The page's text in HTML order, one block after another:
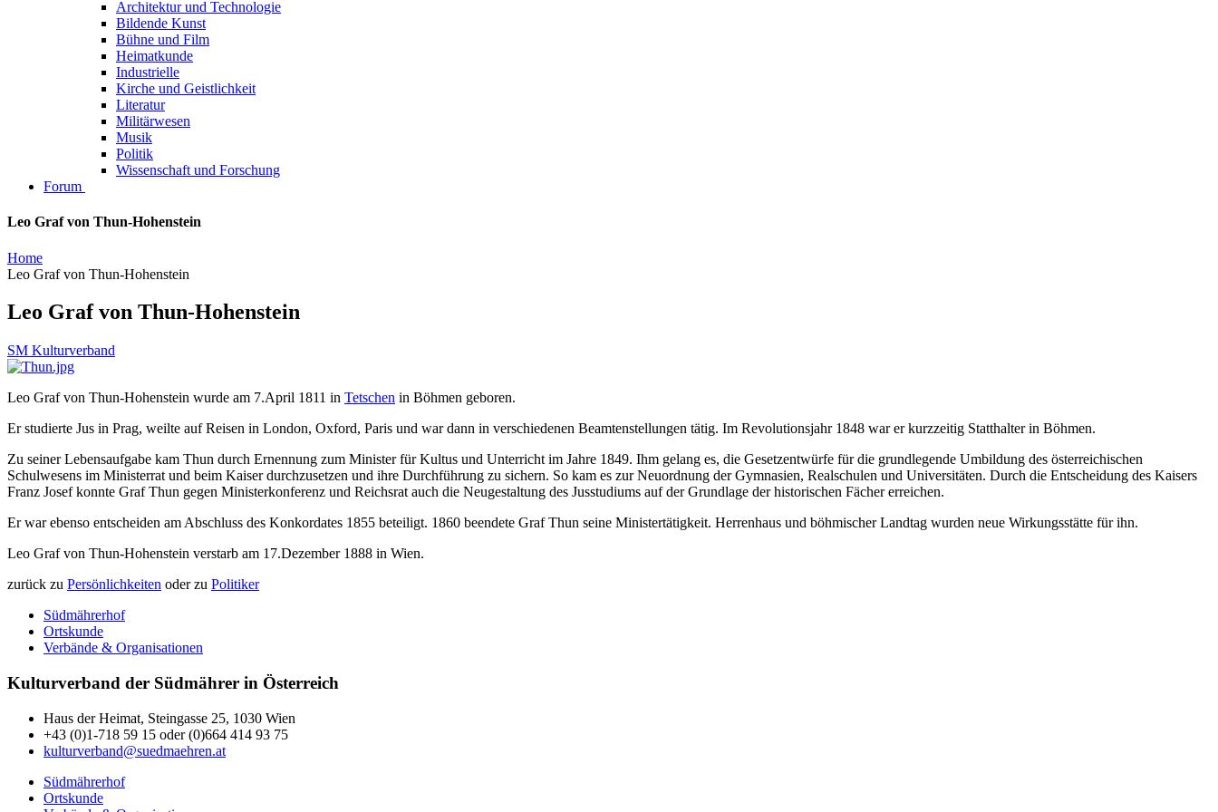
Architektur und Technologie
Bildende Kunst
Bühne und Film
Heimatkunde
Industrielle
Kirche und Geistlichkeit
Literatur
Militärwesen
Musik
Politik
Wissenschaft und Forschung
Forum
Leo Graf von Thun-Hohenstein
Home
Leo Graf von Thun-Hohenstein
Leo Graf von Thun-Hohenstein
SM Kulturverband
Leo Graf von Thun-Hohenstein wurde am 7.April 1811 in Tetschen in Böhmen geboren.
Er studierte Jus in Prag, weilte auf Reisen in London, Oxford, Paris und war dann in verschiedenen Beamtenstellungen tätig. Im Revolutionsjahr 1848 war er kurzzeitig Statthalter in Böhmen.
Zu seiner Lebensaufgabe kam Thun durch Ernennung zum Minister für Kultus und Unterricht im Jahre 1849. Ihm gelang es, die Gesetzentwürfe für die grundlegende Umbildung des österreichischen
Schulwesens im Ministerrat und beim Kaiser durchzusetzen und ihre Durchführung zu sichern. So kam es zur Neuordnung der Gymnasien, Realschulen und Universitäten. Durch die Entscheidung des Kaisers
Franz Josef konnte Graf Thun gegen Ministerkonferenz und Reichsrat auch die Neugestaltung des Jusstudiums auf der Grundlage der historischen Fächer erreichen.
Er war ebenso entscheiden am Abschluss des Konkordates 1855 beteiligt. 1860 beendete Graf Thun seine Ministertätigkeit. Herrenhaus und böhmischer Landtag wurden neue Wirkungsstätte für ihn.
Leo Graf von Thun-Hohenstein verstarb am 17.Dezember 1888 in Wien.
zurück zu Persönlichkeiten oder zu Politiker
Südmährerhof
Ortskunde
Verbände & Organisationen
Kulturverband der Südmährer in Österreich
Haus der Heimat, Steingasse 25, 1030 Wien
+43 (0)1-718 59 15 oder (0)664 414 93 75
kulturverband@suedmaehren.at
Südmährerhof
Ortskunde